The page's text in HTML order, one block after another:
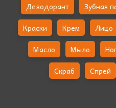
Дезодорант
Зубная
Краски
Крем Лицо
Масло
Мыло
Скраб
Спрей